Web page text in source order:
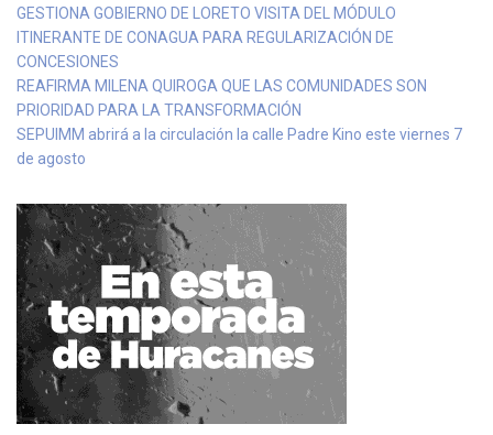
GESTIONA GOBIERNO DE LORETO VISITA DEL MÓDULO
ITINERANTE DE CONAGUA PARA REGULARIZACIÓN DE
CONCESIONES
REAFIRMA MILENA QUIROGA QUE LAS COMUNIDADES SON
PRIORIDAD PARA LA TRANSFORMACIÓN
SEPUIMM abrirá a la circulación la calle Padre Kino este viernes 7
de agosto